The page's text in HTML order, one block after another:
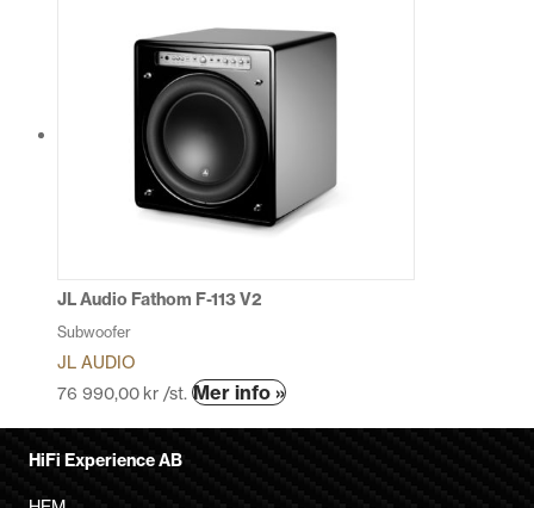
har
alternativen
kan
JL Audio Fathom F-113 V2
Subwoofer
JL AUDIO
76 990,00 kr /st. Mer info »Den
HiFi Experience AB